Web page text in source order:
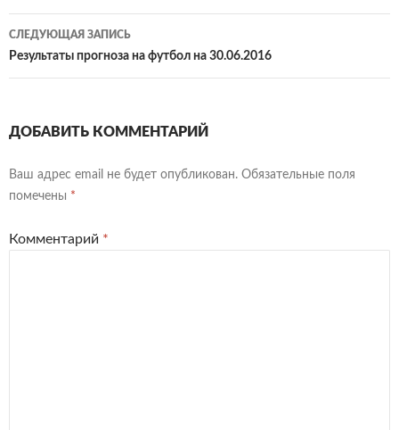
записям
СЛЕДУЮЩАЯ ЗАПИСЬ
Результаты прогноза на футбол на 30.06.2016
ДОБАВИТЬ КОММЕНТАРИЙ
Ваш адрес email не будет опубликован. Обязательные поля
помечены *
Комментарий *